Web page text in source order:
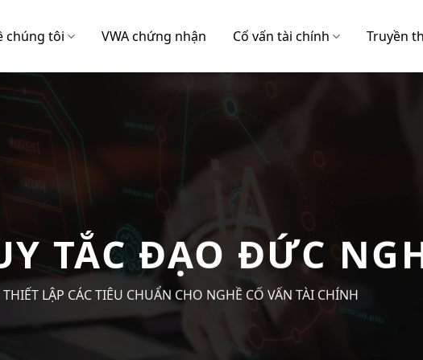
chúng tôi VWA chứng nhận Cố vấn tài chính Truyền
DÂN TRÍ TÀI
NGỪA NHỮNG HÀNH VI LỪA ĐẢO TRỤC LỢI DO THIẾU HIỂU BIẾT